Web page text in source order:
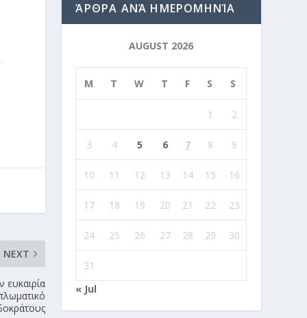
NEXT
ευκαιρία
ΆΡΘΡΑ ΑΝΆ ΗΜΕΡΟΜΗΝΊΑ
AUGUST 2026
M T W T F S S
1 2
3 4 5 6 7 8 9
10 11 12 13 14 15 16
17 18 19 20 21 22 23
24 25 26 27 28 29 30
31
« Jul